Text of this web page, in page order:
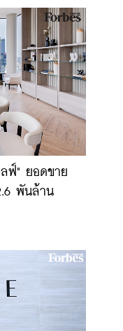
ฟ์" ยอดขาย
พันล้าน